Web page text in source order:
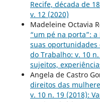
Recife, década de
v. 12 (2020)
Madeleine Octavia
“um pé na porta”: a
suas oportunidades
do Trabalho: v. 10
sujeitos,
Angela de Castro
direitos das
v. 10 n. 19 (2018):